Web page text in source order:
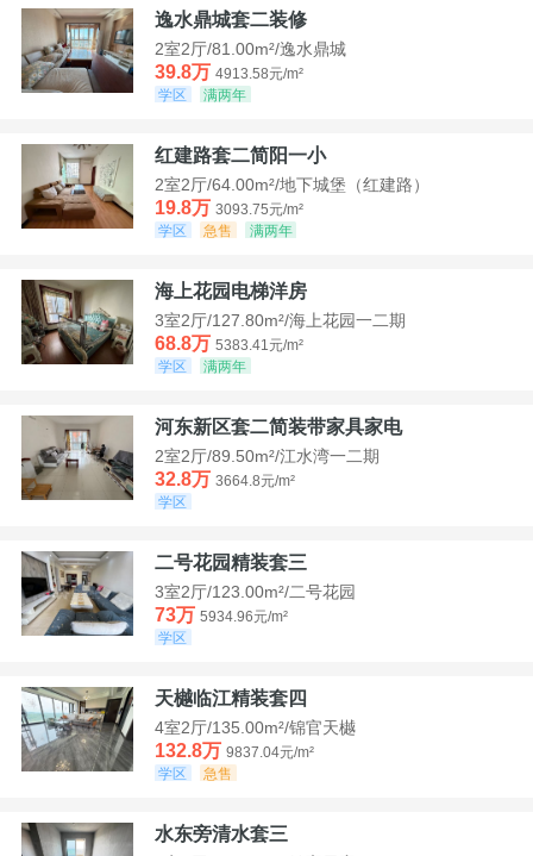
逸水鼎城套二装修
2室2厅/81.00m²/逸水鼎城
39.8万 4913.58元/m²
学区
满两年
红建路套二简阳一小
2室2厅/64.00m²/地下城堡（红建路）
19.8万 3093.75元/m²
学区
急售 满两年
海上花园电梯洋房
3室2厅/127.80m²/海上花园一二期
68.8万 5383.41元/m²
学区
满两年
河东新区套二简装带家具家电
2室2厅/89.50m²/江水湾一二期
32.8万 3664.8元/m²
学区
二号花园精装套三
3室2厅/123.00m²/二号花园
73万 5934.96元/m²
学区
天樾临江精装套四
4室2厅/135.00m²/锦官天樾
132.8万 9837.04元/m²
学区
急售
水东旁清水套三